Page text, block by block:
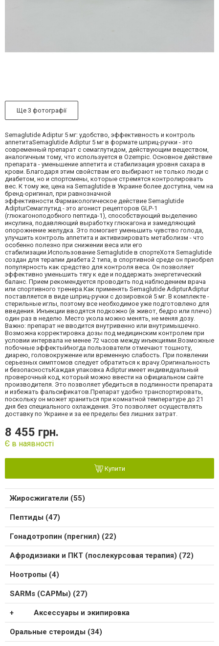
Ще 3 фотографії
Semaglutide Adiptur 5 мг: удобство, эффективность и контроль
аппетитаSemaglutide Adiptur 5 мг в формате шприц-ручки - это
современный препарат с семаглутидом, действующим веществом,
аналогичным тому, что используется в Ozempic. Основное действие
препарата - уменьшение аппетита и стабилизация уровня сахара в
крови. Благодаря этим свойствам его выбирают не только люди с
диабетом, но и спортсмены, которые стремятся контролировать
вес. К тому же, цена на Semaglutide в Украине более доступна, чем на
бренд-оригинал, при равнозначной
эффективности.Фармакологическое действие Semaglutide
AdipturСемаглутид - это агонист рецепторов GLP-1
(глюкагоноподобного пептида-1), способствующий выделению
инсулина, подавляющий выработку глюкагона и замедляющий
опорожнение желудка. Это помогает уменьшить чувство голода,
улучшить контроль аппетита и активизировать метаболизм - что
особенно полезно при снижении веса или его
стабилизации.Использование Semaglutide в спортеХотя Semaglutide
создан для терапии диабета 2 типа, в спортивной среде он приобрел
популярность как средство для контроля веса. Он позволяет
эффективно уменьшить тягу к еде и поддержать энергетический
баланс. Прием рекомендуется проводить под наблюдением врача
или спортивного тренера.Как применять Semaglutide AdipturAdiptur
поставляется в виде шприц-ручки с дозировкой 5 мг. В комплекте -
стерильные иглы, поэтому все необходимое уже подготовлено для
введения. Инъекции вводятся подкожно (в живот, бедро или плечо)
один раз в неделю. Место укола можно менять, не меняя дозу.
Важно: препарат не вводится внутривенно или внутримышечно.
Возможна корректировка дозы под медицинским контролем при
условии интервала не менее 72 часов между инъекциями.Возможные
побочные эффектыИногда пользователи отмечают тошноту,
диарею, головокружение или временную слабость. При появлении
серьезных симптомов следует обратиться к врачу.Оригинальность
и безопасностьКаждая упаковка Adiptur имеет индивидуальный
проверочный код, который можно ввести на официальном сайте
производителя. Это позволяет убедиться в подлинности препарата
и избежать фальсификатов.Препарат удобно транспортировать,
поскольку он может храниться при комнатной температуре до 21
дня без специального охлаждения. Это позволяет осуществлять
доставку по Украине и за ее пределы без лишних затрат.
8 455 грн.
Є в наявності
Купити
Жиросжигатели (55)
Пептиды (47)
Гонадотропин (прегнил) (22)
Афродизиаки и ПКТ (послекурсовая терапия) (72)
Ноотропы (4)
SARMs (САРМы) (27)
Аксессуары и экипировка
Оральные стероиды (34)